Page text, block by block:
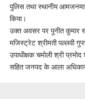
पुलिस तथा स्थानीय
किया।
उक्त अवसर पर पुनीत कुमार
मजिस्ट्रेट श्रीमती पल्लवी
उपाधीक्षक चमोली श्री
सहित जनपद के आला